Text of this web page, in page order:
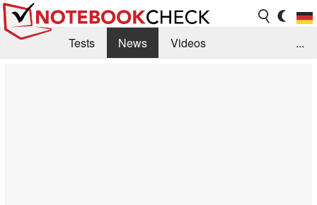
Tests News
Videos
...